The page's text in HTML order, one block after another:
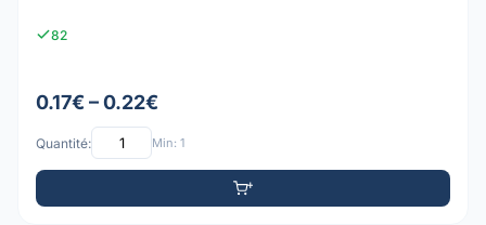
82
0.17€ – 0.22€
Quantité: Min: 1